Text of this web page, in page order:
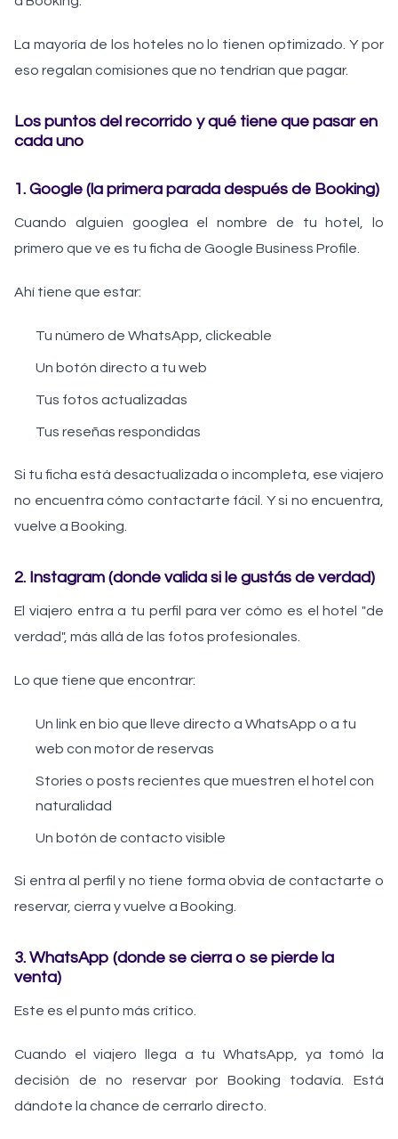
La mayoría de los hoteles no lo tienen optimizado. Y por
eso regalan comisiones que no tendrían que pagar.
Los puntos del recorrido y qué tiene que pasar en
cada uno
1. Google (la primera parada después de Booking)
Cuando alguien googlea el nombre de tu hotel, lo
primero que ve es tu ficha de Google Business Profile.
Ahí tiene que estar:
Tu número de WhatsApp, clickeable
Un botón directo a tu web
Tus fotos actualizadas
Tus reseñas respondidas
Si tu ficha está desactualizada o incompleta, ese viajero
no encuentra cómo contactarte fácil. Y si no encuentra,
vuelve a Booking.
2. Instagram (donde valida si le gustás de verdad)
El viajero entra a tu perfil para ver cómo es el hotel "de
verdad", más allá de las fotos profesionales.
Lo que tiene que encontrar:
Un link en bio que lleve directo a WhatsApp o a tu
web con motor de reservas
Stories o posts recientes que muestren el hotel con
naturalidad
Un botón de contacto visible
Si entra al perfil y no tiene forma obvia de contactarte o
reservar, cierra y vuelve a Booking.
3. WhatsApp (donde se cierra o se pierde la
venta)
Este es el punto más crítico.
Cuando el viajero llega a tu WhatsApp, ya tomó la
decisión de no reservar por Booking todavía. Está
dándote la chance de cerrarlo directo.